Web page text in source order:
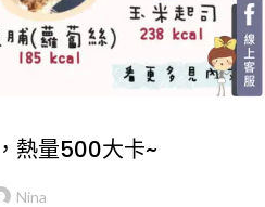
熱量500大卡~
Nina